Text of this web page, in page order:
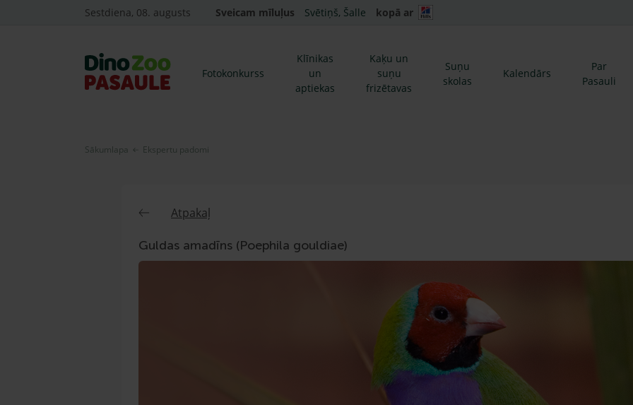
Sestdiena, 08. augusts Sveicam mīluļus Svētiņš, Šalle kopā ar
Fotokonkurss
Klīnikas
un
aptiekas
Kaķu un
suņu
frizētavas
Suņu
skolas
Kalendārs
Par
Pasauli
Sākumlapa Ekspertu padomi
Atpakaļ
Guldas amadīns (Poephila gouldiae)